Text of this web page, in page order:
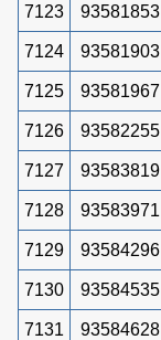
7123 93581853
7124 93581903
7125 93581967
7126 93582255
7127 93583819
7128 93583971
7129 93584296
7130 93584535
7131 93584628